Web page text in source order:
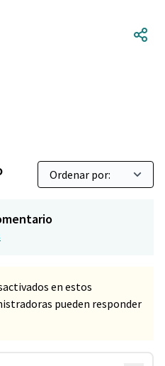
en estos
pueden responder